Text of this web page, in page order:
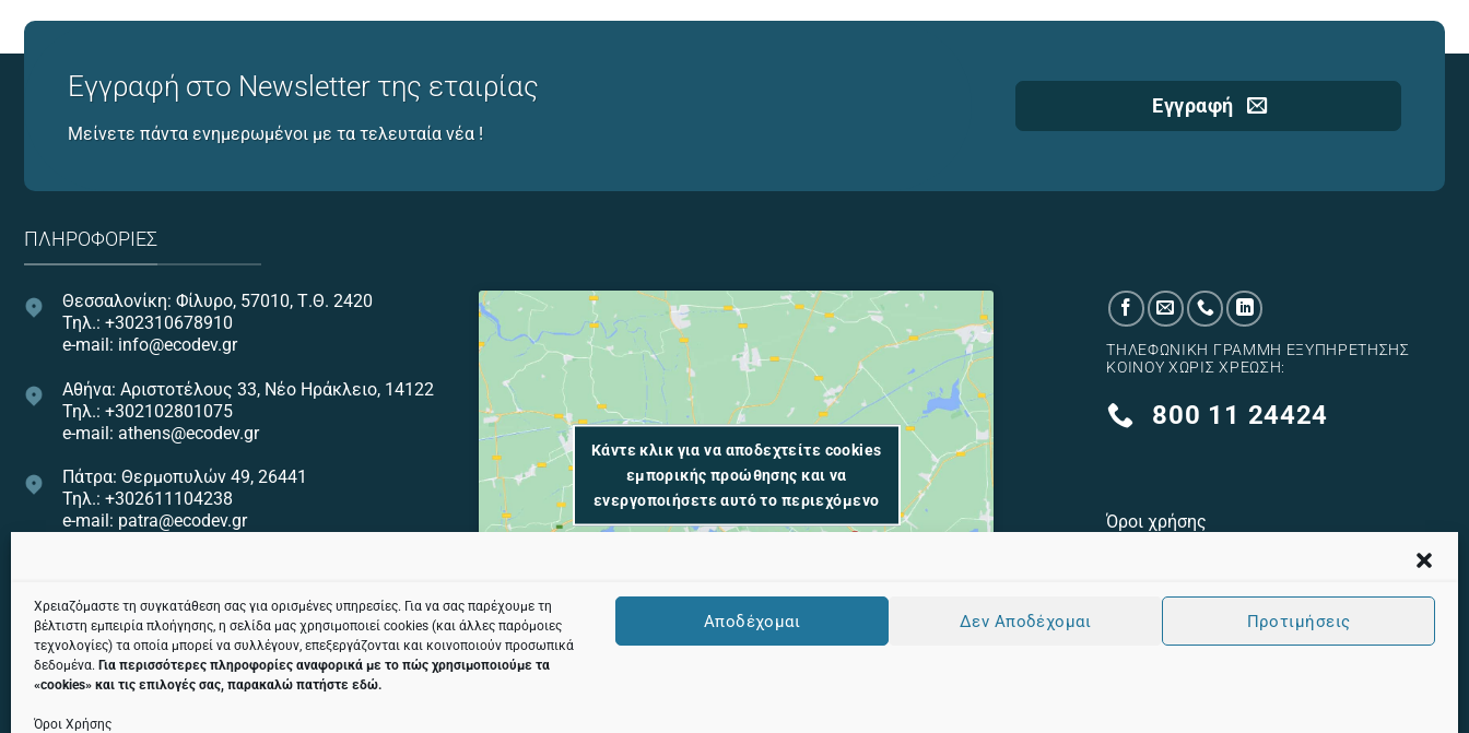
Χρειαζόμαστε τη συγκατάθεση σας για ορισμένες υπηρεσίες. Για να σας παρέχουμε τη
βέλτιστη εμπειρία πλοήγησης, η σελίδα μας χρησιμοποιεί cookies (και άλλες παρόμοιες
τεχνολογίες) τα οποία μπορεί να συλλέγουν, επεξεργάζονται και κοινοποιούν προσωπικά
δεδομένα. Για περισσότερες πληροφορίες αναφορικά με το πώς χρησιμοποιούμε τα
«cookies» και τις επιλογές σας, παρακαλώ πατήστε εδώ.
Όροι Χρήσης
Αποδέχομαι Δεν Αποδέχομαι Προτιμήσεις
Εγγραφή στο Newsletter της εταιρίας
Μείνετε πάντα ενημερωμένοι με τα τελευταία νέα !
Εγγραφή
ΠΛΗΡΟΦΟΡΊΕΣ
Θεσσαλονίκη: Φίλυρο, 57010, Τ.Θ. 2420
Τηλ.: +302310678910
e-mail: info@ecodev.gr
Αθήνα: Αριστοτέλους 33, Νέο Ηράκλειο, 14122
Τηλ.: +302102801075
e-mail: athens@ecodev.gr
Πάτρα: Θερμοπυλών 49, 26441
Τηλ.: +302611104238
e-mail: patra@ecodev.gr
e-mail: heraklion@ecodev.gr
Κεντρική Αποθήκη: Χαλάστρα, 57300
Τηλ.: +302311242974
e-mail: tsagaris@ecodev.gr
Κάντε κλικ για να αποδεχτείτε cookies
εμπορικής προώθησης και να
ενεργοποιήσετε αυτό το περιεχόμενο
ΤΗΛΕΦΩΝΙΚΉ ΓΡΑΜΜΉ ΕΞΥΠΗΡΈΤΗΣΗΣ
ΚΟΙΝΟΎ ΧΩΡΊΣ ΧΡΈΩΣΗ:
800 11 24424
Όροι χρήσης
Πολιτική Προστασίας Προσωπικών
Δεδομένων